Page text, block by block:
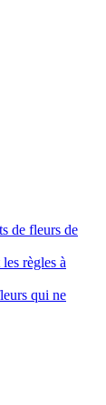
de fleurs de
règles à
qui ne